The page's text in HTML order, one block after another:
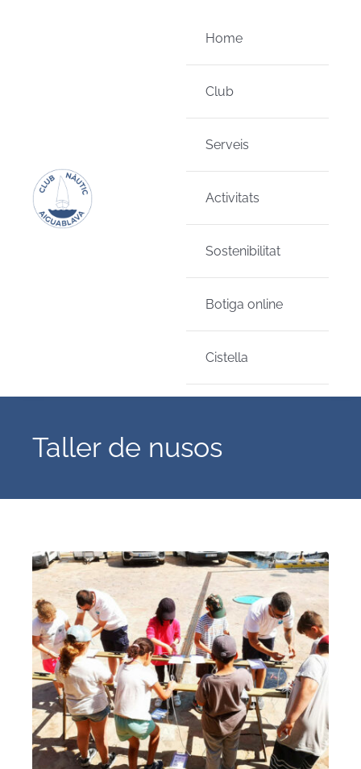
Home
Club
Serveis
Activitats
Sostenibilitat
Botiga online
Cistella
Taller de nusos